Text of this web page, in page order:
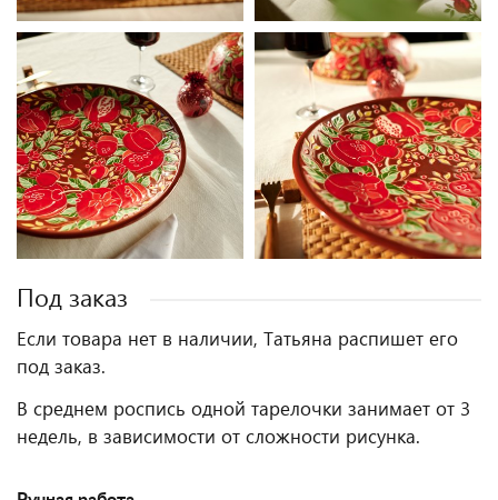
Под заказ
Если товара нет в наличии, Татьяна распишет его
под заказ.
В среднем роспись одной тарелочки занимает от 3
недель, в зависимости от сложности рисунка.